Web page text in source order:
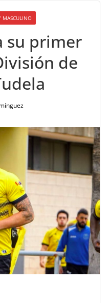
MASCULINO
su primer
de